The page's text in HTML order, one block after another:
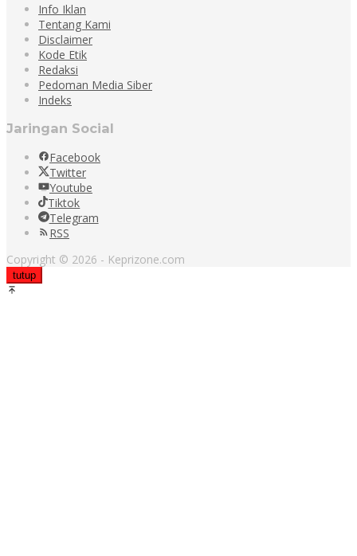
Info Iklan
Tentang Kami
Disclaimer
Kode Etik
Redaksi
Pedoman Media Siber
Indeks
Jaringan Social
Facebook
Twitter
Youtube
Tiktok
Telegram
RSS
Copyright © 2026 - Keprizone.com
tutup